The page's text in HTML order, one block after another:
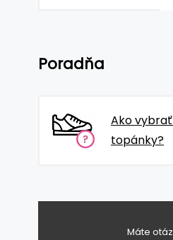
Poradňa
Ako
topánky?
Máte